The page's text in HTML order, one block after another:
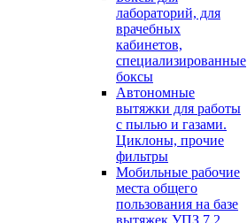
лабораторий, для
врачебных
кабинетов,
специализированные
боксы
Автономные
вытяжки для работы
с пылью и газами.
Циклоны, прочие
фильтры
Мобильные рабочие
места общего
пользования на базе
вытяжек УПЗ 7.2